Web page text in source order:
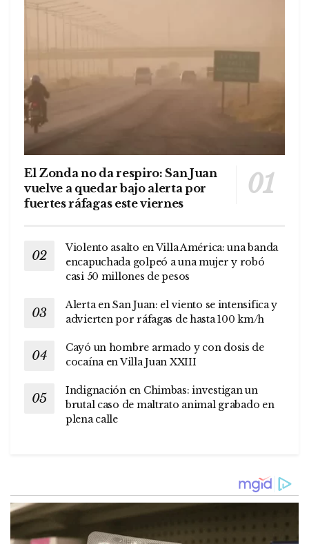
El Zonda no da respiro: San Juan
vuelve a quedar bajo alerta por
fuertes ráfagas este viernes
Violento asalto en Villa América: una banda
encapuchada golpeó a una mujer y robó
casi 50 millones de pesos
Alerta en San Juan: el viento se intensifica y
advierten por ráfagas de hasta 100 km/h
Cayó un hombre armado y con dosis de
cocaína en Villa Juan XXIII
Indignación en Chimbas: investigan un
brutal caso de maltrato animal grabado en
plena calle